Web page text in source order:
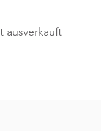
ausverkauft